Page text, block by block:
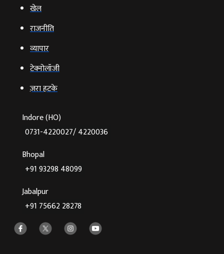
खेल
राजनीति
व्‍यापार
टेक्‍नोलॉजी
ज़रा हटके
Indore (HO)
0731-4220027/ 4220036
Bhopal
+91 93298 48099
Jabalpur
+91 75662 28278